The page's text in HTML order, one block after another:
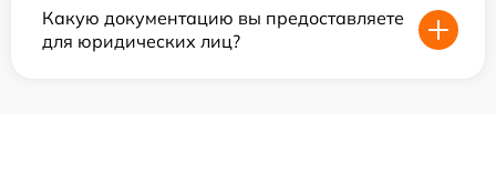
Какую документацию вы предоставляете
для юридических лиц?